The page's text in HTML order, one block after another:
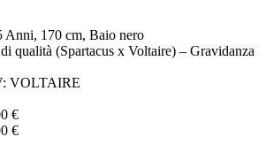
170 cm, Baio nero
qualità (Spartacus x Voltaire) – Gravidanza
VOLTAIRE
€
€